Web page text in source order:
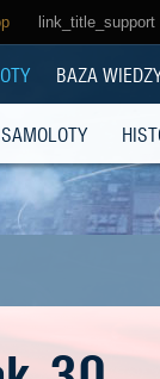
link_title_support
BAZA